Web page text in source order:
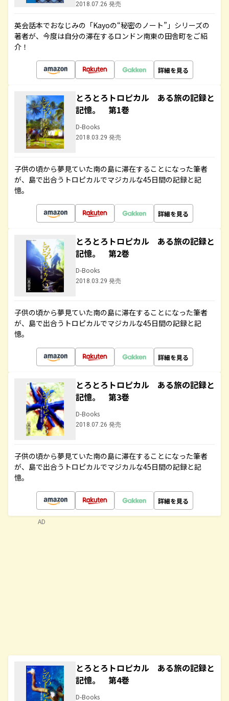
2018.07.26 発売
英会話本でおなじみの「Kayoの“秘密のノート”」シリーズの
著者が、今度は自分の滞在するロンドン南東の田舎町をご紹
介！
詳細を見る
とろとろトロピカル ある旅の記録と
記憶。 第1巻
D-Books
2018.03.29 発売
子供の頃から夢見ていた南の島に滞在することになった筆者
が、島で出合うトロピカルでマジカルな45日間の記録と記
憶。
詳細を見る
とろとろトロピカル ある旅の記録と
記憶。 第2巻
D-Books
2018.03.29 発売
子供の頃から夢見ていた南の島に滞在することになった筆者
が、島で出合うトロピカルでマジカルな45日間の記録と記
憶。
詳細を見る
とろとろトロピカル ある旅の記録と
記憶。 第3巻
D-Books
2018.07.26 発売
子供の頃から夢見ていた南の島に滞在することになった筆者
が、島で出合うトロピカルでマジカルな45日間の記録と記
憶。
詳細を見る
とろとろトロピカル ある旅の記録と
記憶。 第4巻
D-Books
AD